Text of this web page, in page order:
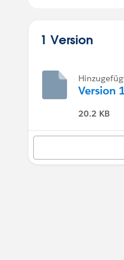
1 Version
Version
20.2 KB